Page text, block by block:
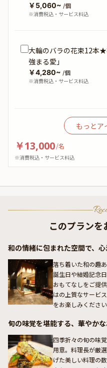
￥5,060~ /個
※消費税込・サービス料込
大輪のバラの花束12本
強まる愛」
￥4,280~ /個
※消費税込・サービス料込
もっとア
￥13,000/名
※消費税込・サービス料込
このプランを
和の情緒に包まれた空間で、
落ち着いた和の趣
誕生日や結婚記念
おもてなしをご提
はの上質なサービ
をお楽しみください
旬の味覚を堪能する、華やか
四季折々の旬の味
用意。料理長が厳
げた美しい料理の